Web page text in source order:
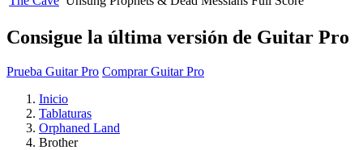
Consigue la última versión de Guitar Pro
Prueba Guitar Pro Comprar Guitar Pro
Inicio
Tablaturas
Orphaned Land
Brother